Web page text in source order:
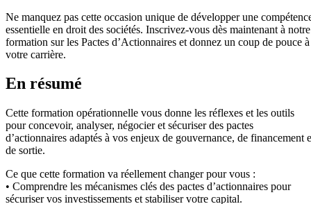
Ne manquez pas cette occasion unique de développer une
essentielle en droit des sociétés. Inscrivez-vous dès maintenant à notre
formation sur les Pactes d’Actionnaires et donnez un coup de pouce à
votre carrière.
En résumé
Cette formation opérationnelle vous donne les réflexes et les outils
pour concevoir, analyser, négocier et sécuriser des pactes
d’actionnaires adaptés à vos enjeux de gouvernance, de financement
de sortie.
Ce que cette formation va réellement changer pour vous :
• Comprendre les mécanismes clés des pactes d’actionnaires pour
sécuriser vos investissements et stabiliser votre capital.